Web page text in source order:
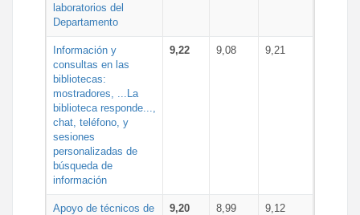
laboratorios del
Departamento
Información y
consultas en las
bibliotecas:
mostradores, ...La
biblioteca responde...,
chat, teléfono, y
sesiones
personalizadas de
búsqueda de
información
9,22 9,08 9,21
Apoyo de técnicos de
9,20 8,99 9,12